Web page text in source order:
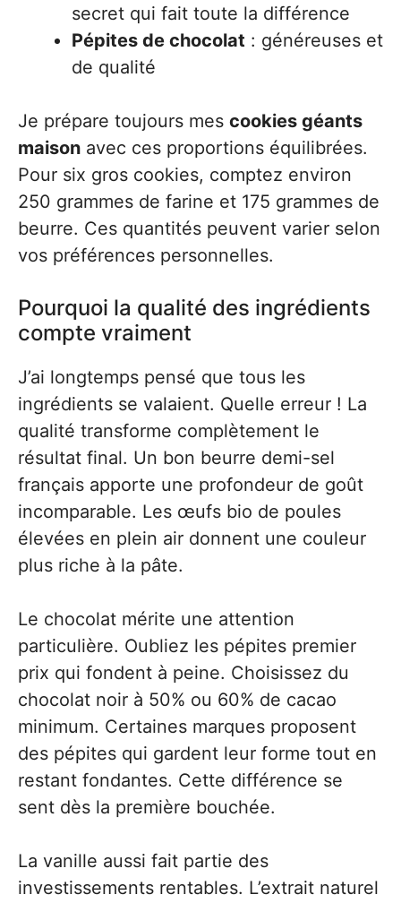
secret qui fait toute la différence
Pépites de chocolat : généreuses et
de qualité
Je prépare toujours mes cookies géants
maison avec ces proportions équilibrées.
Pour six gros cookies, comptez environ
250 grammes de farine et 175 grammes de
beurre. Ces quantités peuvent varier selon
vos préférences personnelles.
Pourquoi la qualité des ingrédients
compte vraiment
J’ai longtemps pensé que tous les
ingrédients se valaient. Quelle erreur ! La
qualité transforme complètement le
résultat final. Un bon beurre demi-sel
français apporte une profondeur de goût
incomparable. Les œufs bio de poules
élevées en plein air donnent une couleur
plus riche à la pâte.
Le chocolat mérite une attention
particulière. Oubliez les pépites premier
prix qui fondent à peine. Choisissez du
chocolat noir à 50% ou 60% de cacao
minimum. Certaines marques proposent
des pépites qui gardent leur forme tout en
restant fondantes. Cette différence se
sent dès la première bouchée.
La vanille aussi fait partie des
investissements rentables. L’extrait naturel